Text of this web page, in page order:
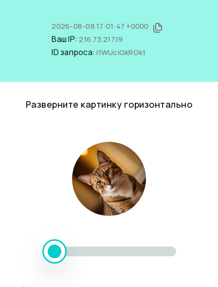
2026-08-08 17:01:47 +0000
Ваш IP:216.73.217.19
ID запроса:l1WUciGkRGk1
Разверните картинку горизонтально